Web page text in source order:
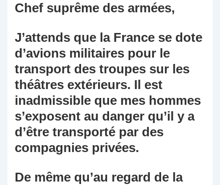
Chef suprême des armées,
J’attends que la France se dote
d’avions militaires pour le
transport des troupes sur les
théâtres extérieurs. Il est
inadmissible que mes hommes
s’exposent au danger qu’il y a
d’être transporté par des
compagnies privées.
De même qu’au regard de la